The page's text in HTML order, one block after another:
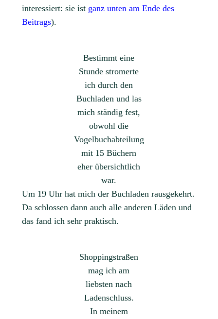
interessiert: sie ist ganz unten am Ende des
Beitrags).
Bestimmt eine
Stunde stromerte
ich durch den
Buchladen und las
mich ständig fest,
obwohl die
Vogelbuchabteilung
mit 15 Büchern
eher übersichtlich
war.
Um 19 Uhr hat mich der Buchladen rausgekehrt.
Da schlossen dann auch alle anderen Läden und
das fand ich sehr praktisch.
Shoppingstraßen
mag ich am
liebsten nach
Ladenschluss.
In meinem